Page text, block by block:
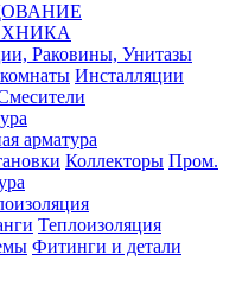
Раковины, Унитазы
Инсталляции
арматура
Коллекторы Пром.
Теплоизоляция
Фитинги и детали